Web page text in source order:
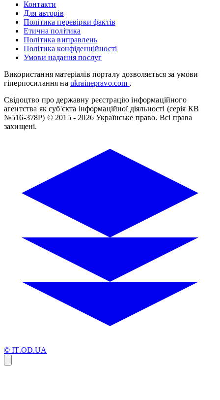
Контакти
Для авторів
Політика перевірки фактів
Етична політика
Політика виправлень
Політика конфіденційності
Умови надання послуг
Використання матеріалів порталу дозволяється за умови
гіперпосилання на ukrainepravo.com .
Свідоцтво про державну реєстрацію інформаційного
агентства як суб'єкта інформаційної діяльності (серія КВ
№516-378Р) © 2015 - 2026 Українське право. Всі права
захищені.
© IT.OD.UA